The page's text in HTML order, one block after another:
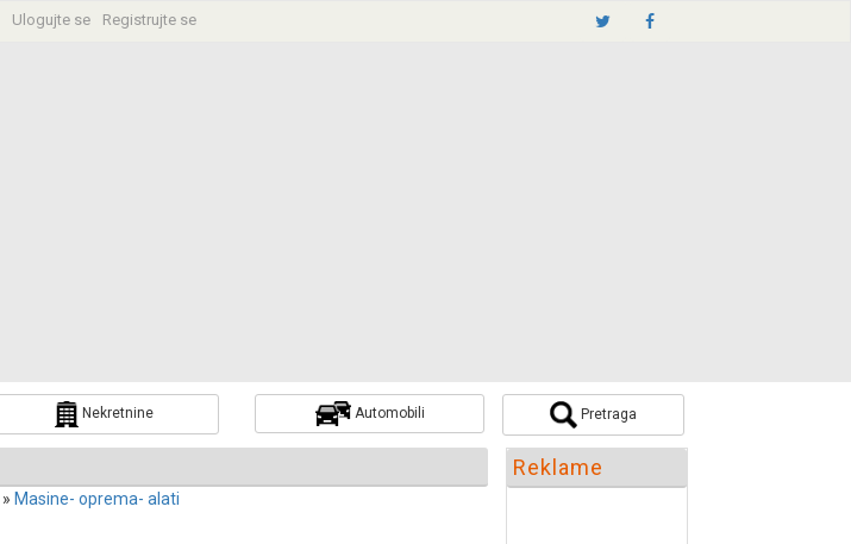
Ulogujte se Registrujte se
Nekretnine Automobili Pretraga
Pretraži
» Masine- oprema- alati
Reklame